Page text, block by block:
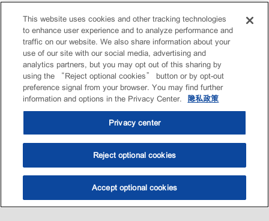
选油助手 查找门店
This website uses cookies and other tracking technologies
to enhance user experience and to analyze performance and
traffic on our website. We also share information about your
use of our site with our social media, advertising and
analytics partners, but you may opt out of this sharing by
using the “Reject optional cookies” button or by opt-out
preference signal from your browser. You may find further
information and options in the Privacy Center.
隐私政策
Privacy center
Reject optional cookies
Accept optional cookies